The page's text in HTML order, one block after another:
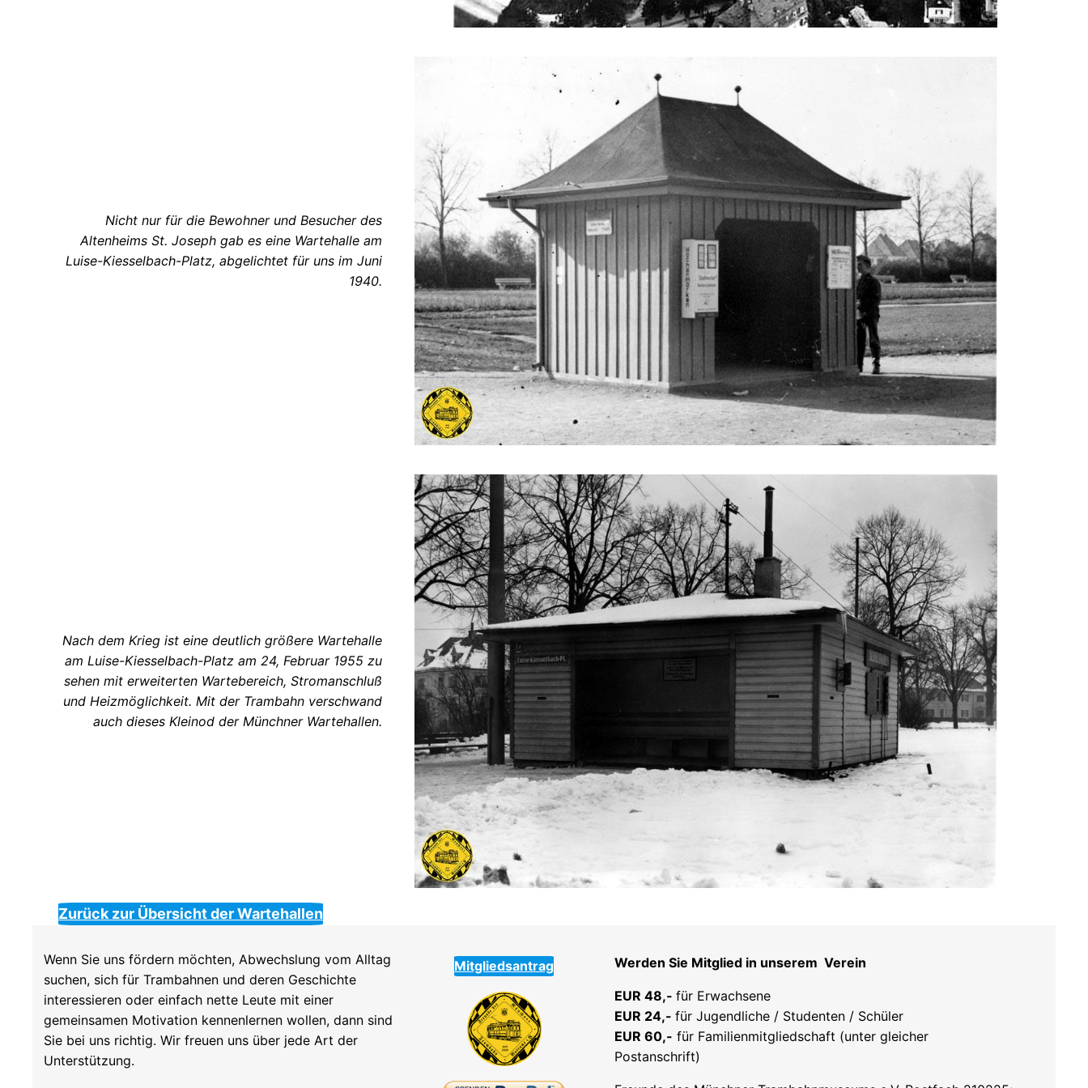
Nicht nur für die Bewohner und Besucher des
Altenheims St. Joseph gab es eine Wartehalle am
Luise-Kiesselbach-Platz, abgelichtet für uns im Juni
1940.
Nach dem Krieg ist eine deutlich größere Wartehalle
am Luise-Kiesselbach-Platz am 24, Februar 1955 zu
sehen mit erweiterten Wartebereich, Stromanschluß
und Heizmöglichkeit. Mit der Trambahn verschwand
auch dieses Kleinod der Münchner Wartehallen.
Zurück zur Übersicht der Wartehallen
Wenn Sie uns fördern möchten, Abwechslung vom Alltag
suchen, sich für Trambahnen und deren Geschichte
interessieren oder einfach nette Leute mit einer
gemeinsamen Motivation kennenlernen wollen, dann sind
Sie bei uns richtig. Wir freuen uns über jede Art der
Unterstützung.
Mitgliedsantrag Werden Sie Mitglied in unserem Verein
EUR 48,- für Erwachsene
EUR 24,- für Jugendliche / Studenten / Schüler
EUR 60,- für Familienmitgliedschaft (unter gleicher
Postanschrift)